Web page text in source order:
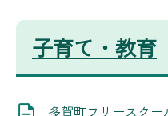
子育て・教育
多賀町フリースク